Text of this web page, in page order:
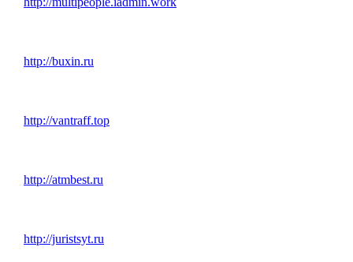
http://buxin.ru
http://vantraff.top
http://atmbest.ru
http://juristsyt.ru